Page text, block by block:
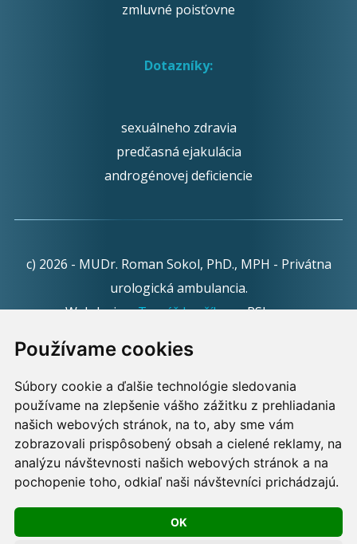
Používame cookies
Súbory cookie a ďalšie technológie sledovania
používame na zlepšenie vášho zážitku z prehliadania
našich webových stránok, na to, aby sme vám
zobrazovali prispôsobený obsah a cielené reklamy, na
analýzu návštevnosti našich webových stránok a na
pochopenie toho, odkiaľ naši návštevníci prichádzajú.
OK
zmluvné poisťovne
Dotazníky:
sexuálneho zdravia
predčasná ejakulácia
androgénovej deficiencie
c) 2026 - MUDr. Roman Sokol, PhD., MPH - Privátna
urologická ambulancia.
Webdesign:Tomáš Levčíkpre RSbros.
Informačná povinnosť -Ochrana osobných údajov v
podmienkach prevádzkovateľa.
Používame cookies -nastavenie cookies.
Skopírovaním textu alebo časti textu z akejkoľvek
stránky tohto webu a jeho umiestnením na iný web
porušíte práva MUDr. Romana Sokola, PhD., MPH, ako
aj práva ďalších osôb zúčastnených na tvorbe obsahu